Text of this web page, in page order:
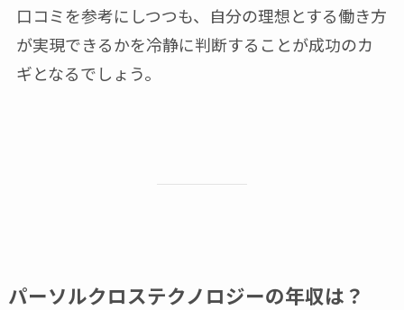
口コミを参考にしつつも、自分の理想とする働き方
が実現できるかを冷静に判断することが成功のカ
ギとなるでしょう。
パーソルクロステクノロジーの年収は？